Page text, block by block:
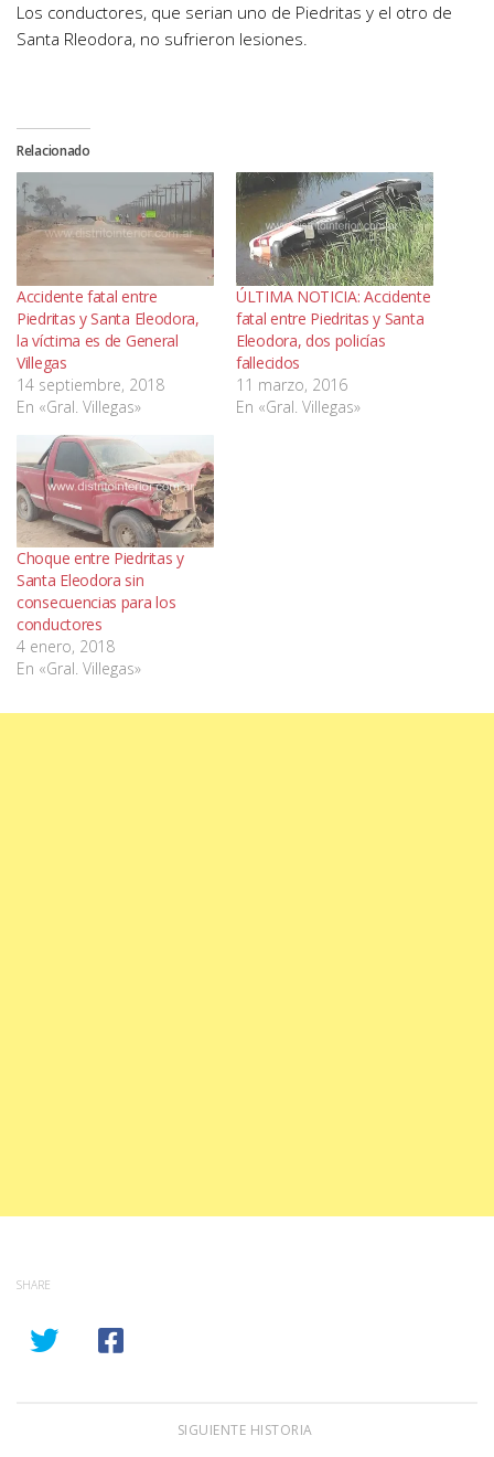
Los conductores, que serian uno de Piedritas y el otro de
Santa Rleodora, no sufrieron lesiones.
Relacionado
Accidente fatal entre
Piedritas y Santa Eleodora,
la víctima es de General
Villegas
14 septiembre, 2018
En «Gral. Villegas»
ÚLTIMA NOTICIA: Accidente
fatal entre Piedritas y Santa
Eleodora, dos policías
fallecidos
11 marzo, 2016
En «Gral. Villegas»
Choque entre Piedritas y
Santa Eleodora sin
consecuencias para los
conductores
4 enero, 2018
En «Gral. Villegas»
SHARE
SIGUIENTE HISTORIA